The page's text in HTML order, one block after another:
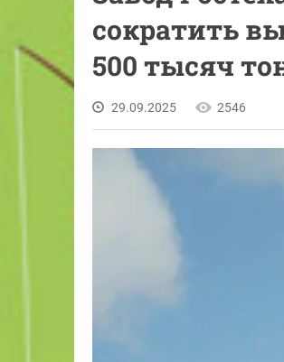
сократить
500 тысяч
29.09.2025 2546